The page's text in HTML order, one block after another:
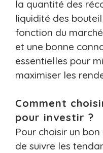
la quantité des
liquidité des
fonction du
et une bonne
essentielles pour
maximiser les
Comment
pour investir ?
Pour choisir un
de suivre les